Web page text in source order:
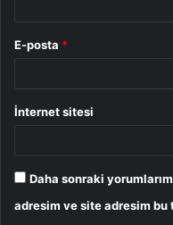
E-posta *
İnternet sitesi
Daha sonraki
adresim ve site adresim bu